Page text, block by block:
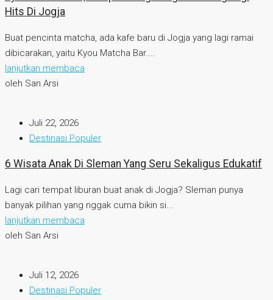
Hits Di Jogja
Buat pencinta matcha, ada kafe baru di Jogja yang lagi ramai
dibicarakan, yaitu Kyou Matcha Bar....
lanjutkan membaca
oleh San Arsi
Juli 22, 2026
Destinasi Populer
6 Wisata Anak Di Sleman Yang Seru Sekaligus Edukatif
Lagi cari tempat liburan buat anak di Jogja? Sleman punya
banyak pilihan yang nggak cuma bikin si...
lanjutkan membaca
oleh San Arsi
Juli 12, 2026
Destinasi Populer